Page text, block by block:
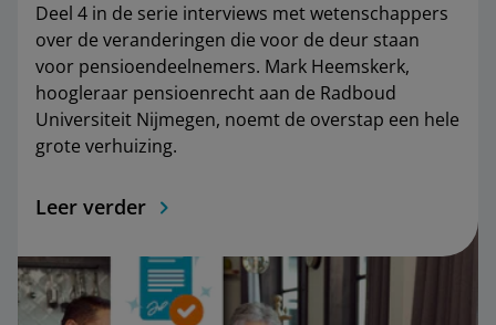
Deel 4 in de serie interviews met wetenschappers
over de veranderingen die voor de deur staan
voor pensioendeelnemers. Mark Heemskerk,
hoogleraar pensioenrecht aan de Radboud
Universiteit Nijmegen, noemt de overstap een hele
grote verhuizing.
Leer verder